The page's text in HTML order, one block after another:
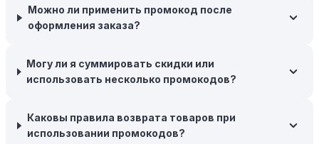
Межсезонные покупки:Приобретайте товары во
время межсезонных распродаж, когда магазины
товары на следующий сезон, когда они будут в
продаже.
Возможность бесплатной доставки:Большинство
интернет-магазинов часто предлагают бесплатную
Можно ли применить промокод после
оформления заказа?
Могу ли я суммировать скидки или
использовать несколько промокодов?
Каковы правила возврата товаров при
использовании промокодов?